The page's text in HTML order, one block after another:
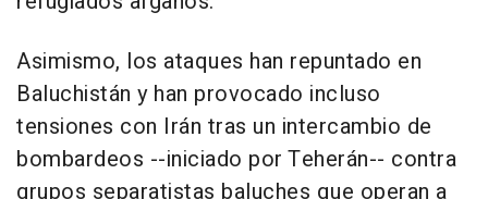
Asimismo, los ataques han repuntado en
Baluchistán y han provocado incluso
tensiones con Irán tras un intercambio de
bombardeos --iniciado por Teherán-- contra
grupos separatistas baluches que operan a